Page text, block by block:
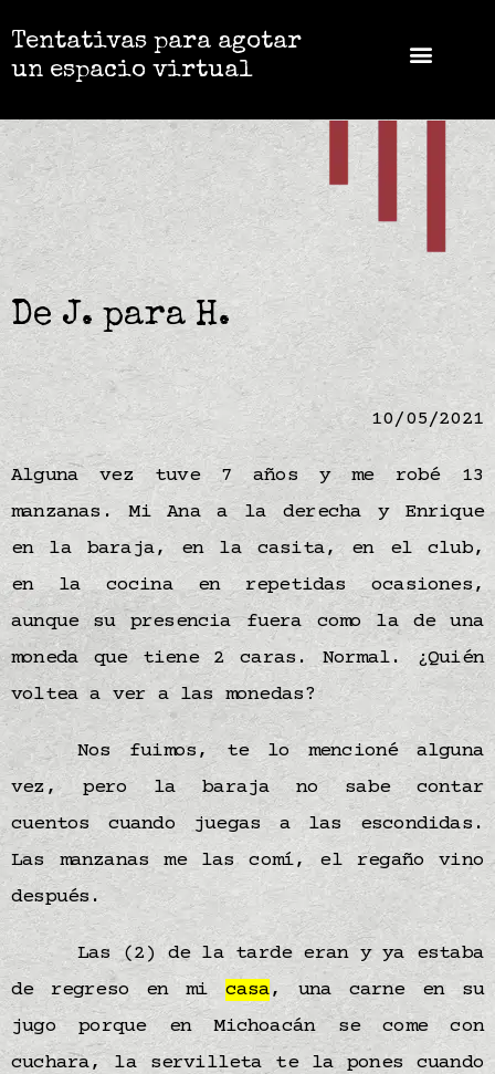
Tentativas para agotar
un espacio virtual
De J. para H.
10/05/2021
Alguna vez tuve 7 años y me robé 13
manzanas. Mi Ana a la derecha y Enrique
en la baraja, en la casita, en el club,
en la cocina en repetidas ocasiones,
aunque su presencia fuera como la de una
moneda que tiene 2 caras. Normal. ¿Quién
voltea a ver a las monedas?
Nos fuimos, te lo mencioné alguna
vez, pero la baraja no sabe contar
cuentos cuando juegas a las escondidas.
Las manzanas me las comí, el regaño vino
después.
Las (2) de la tarde eran y ya estaba
de regreso en mi casa, una carne en su
jugo porque en Michoacán se come con
cuchara, la servilleta te la pones cuando